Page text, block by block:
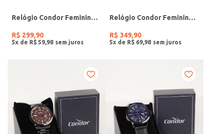
Relógio Condor Feminino DOURADO
R$ 299,90
5x de R$ 59 98
Relógio Condor Feminino DOURADO
R$ 349,90
5x de R$ 69 98